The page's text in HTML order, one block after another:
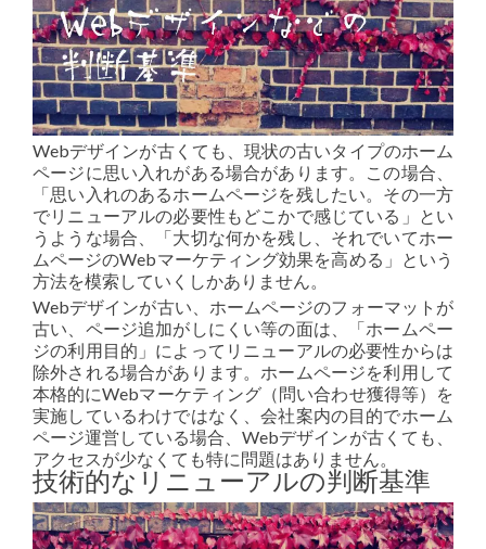
Webデザインが古くても、現状の古いタイプのホーム
ページに思い入れがある場合があります。この場合、
「思い入れのあるホームページを残したい。その一方
でリニューアルの必要性もどこかで感じている」とい
うような場合、「大切な何かを残し、それでいてホー
ムページのWebマーケティング効果を高める」という
方法を模索していくしかありません。
Webデザインが古い、ホームページのフォーマットが
古い、ページ追加がしにくい等の面は、「ホームペー
ジの利用目的」によってリニューアルの必要性からは
除外される場合があります。ホームページを利用して
本格的にWebマーケティング（問い合わせ獲得等）を
実施しているわけではなく、会社案内の目的でホーム
ページ運営している場合、Webデザインが古くても、
アクセスが少なくても特に問題はありません。
技術的なリニューアルの判断基準